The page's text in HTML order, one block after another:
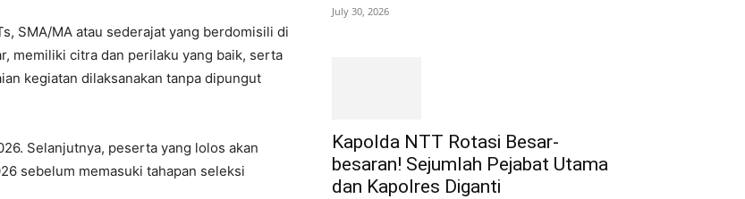
SMA/MA atau sederajat yang berdomisili di
memiliki citra dan perilaku yang baik, serta
kegiatan dilaksanakan tanpa dipungut
Selanjutnya, peserta yang lolos akan
sebelum memasuki tahapan seleksi
July 30, 2026
Kapolda NTT Rotasi Besar-
besaran! Sejumlah Pejabat Utama
dan Kapolres Diganti